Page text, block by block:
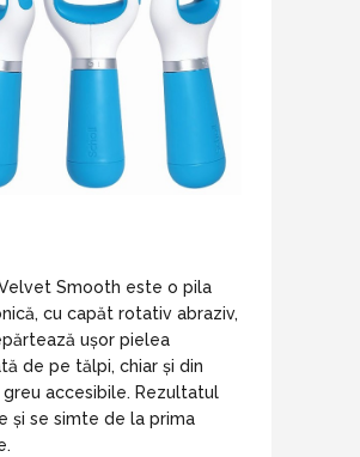
Smooth este o pila
cu capăt rotativ abraziv,
ușor pielea
de pe tălpi, chiar și din
accesibile. Rezultatul
și se simte de la prima